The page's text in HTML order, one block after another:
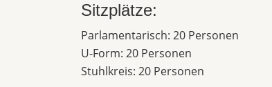
Sitzplätze:
Parlamentarisch: 20 Personen
U-Form: 20 Personen
Stuhlkreis: 20 Personen